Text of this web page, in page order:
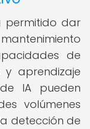
permitido dar
de
aprendizaje
IA pueden
volúmenes
detección de